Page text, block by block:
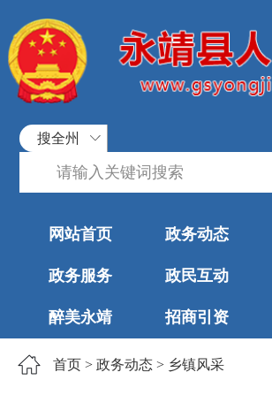
搜全州
网站首页 政务动态
政务服务 政民互动
醉美永靖 招商引资
首页 > 政务动态 > 乡镇风采